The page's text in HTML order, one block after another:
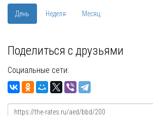
День Неделя Месяц
Поделиться с друзьями
Социальные сети: